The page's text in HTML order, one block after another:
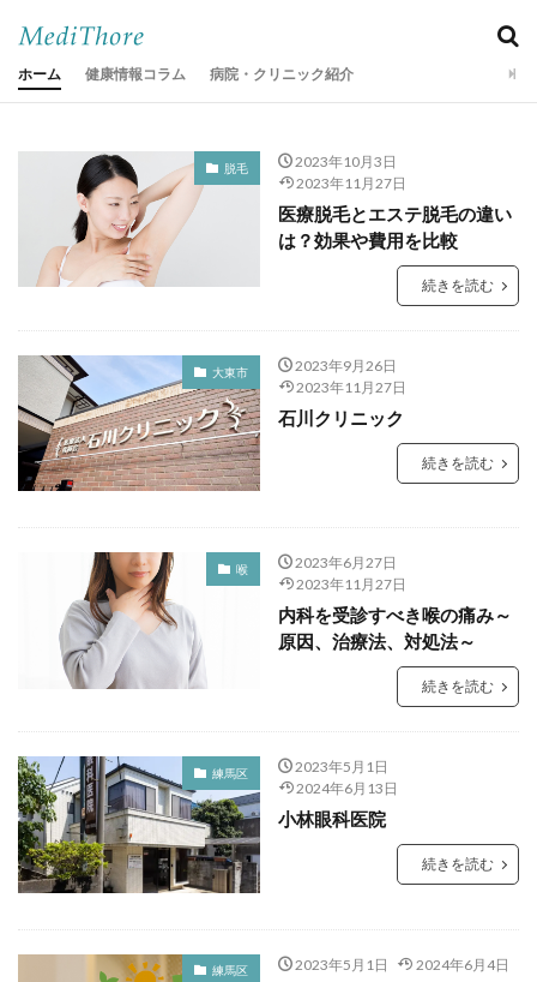
ホーム 健康情報コラム 病院・クリニック紹介
脱毛
2023年10月3日
2023年11月27日
医療脱毛とエステ脱毛の違い
は？効果や費用を比較
続きを読む
大東市
2023年9月26日
2023年11月27日
石川クリニック
続きを読む
喉
2023年6月27日
2023年11月27日
内科を受診すべき喉の痛み～
原因、治療法、対処法～
続きを読む
練馬区
2023年5月1日
2024年6月13日
小林眼科医院
続きを読む
練馬区 2023年5月1日 2024年6月4日